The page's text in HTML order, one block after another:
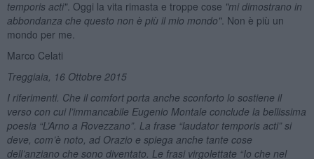
temporis acti". Oggi la vita rimasta e troppe cose "mi dimostrano in
abbondanza che questo non è più il mio mondo". Non è più un
mondo per me.
Marco Celati
Treggiaia, 16 Ottobre 2015
I riferimenti. Che il comfort porta anche sconforto lo sostiene il
verso con cui l’immancabile Eugenio Montale conclude la bellissima
poesia “L’Arno a Rovezzano”. La frase “laudator temporis acti” si
deve, com’è noto, ad Orazio e spiega anche tante cose
dell’anziano che sono diventato. Le frasi virgolettate “Io che nel